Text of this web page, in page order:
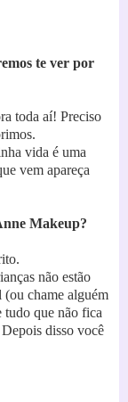
te ver por
toda aí! Preciso
vida é uma
vem apareça
Makeup?
não estão
chame alguém
tudo que não fica
Depois disso você